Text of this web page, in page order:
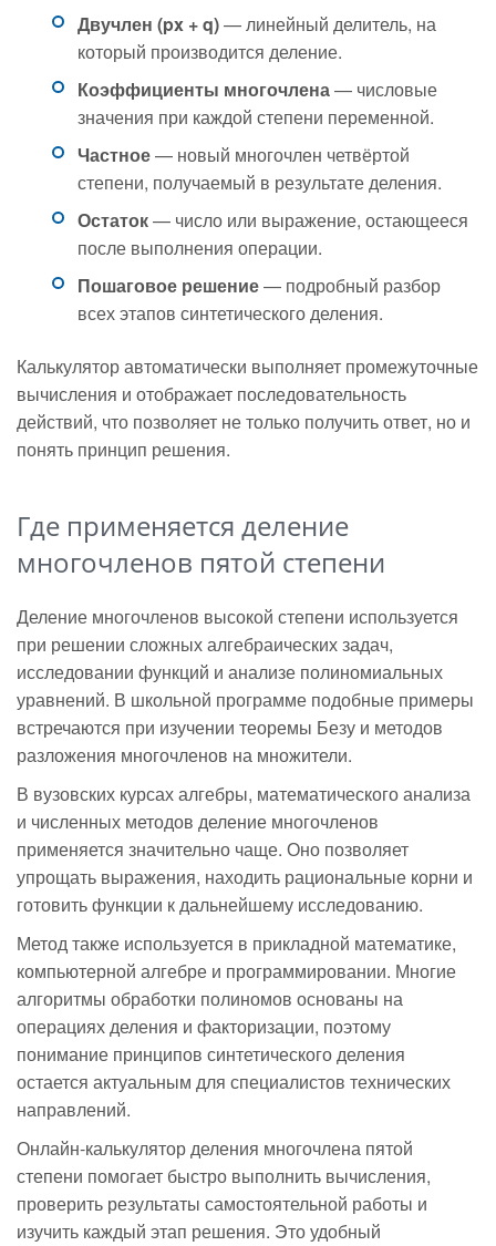
Двучлен (px + q)— линейный делитель, на
который производится деление.
Коэффициенты многочлена— числовые
значения при каждой степени переменной.
Частное— новый многочлен четвёртой
степени, получаемый в результате деления.
Остаток— число или выражение, остающееся
после выполнения операции.
Пошаговое решение— подробный разбор
всех этапов синтетического деления.
Калькулятор автоматически выполняет промежуточные
вычисления и отображает последовательность
действий, что позволяет не только получить ответ, но и
понять принцип решения.
Где применяется деление
многочленов пятой степени
Деление многочленов высокой степени используется
при решении сложных алгебраических задач,
исследовании функций и анализе полиномиальных
уравнений. В школьной программе подобные примеры
встречаются при изучении теоремы Безу и методов
разложения многочленов на множители.
В вузовских курсах алгебры, математического анализа
и численных методов деление многочленов
применяется значительно чаще. Оно позволяет
упрощать выражения, находить рациональные корни и
готовить функции к дальнейшему исследованию.
Метод также используется в прикладной математике,
компьютерной алгебре и программировании. Многие
алгоритмы обработки полиномов основаны на
операциях деления и факторизации, поэтому
понимание принципов синтетического деления
остается актуальным для специалистов технических
направлений.
Онлайн-калькулятор деления многочлена пятой
степени помогает быстро выполнить вычисления,
проверить результаты самостоятельной работы и
изучить каждый этап решения. Это удобный